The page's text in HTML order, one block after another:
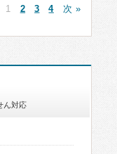
1 2 3 4 次 »
ん対応